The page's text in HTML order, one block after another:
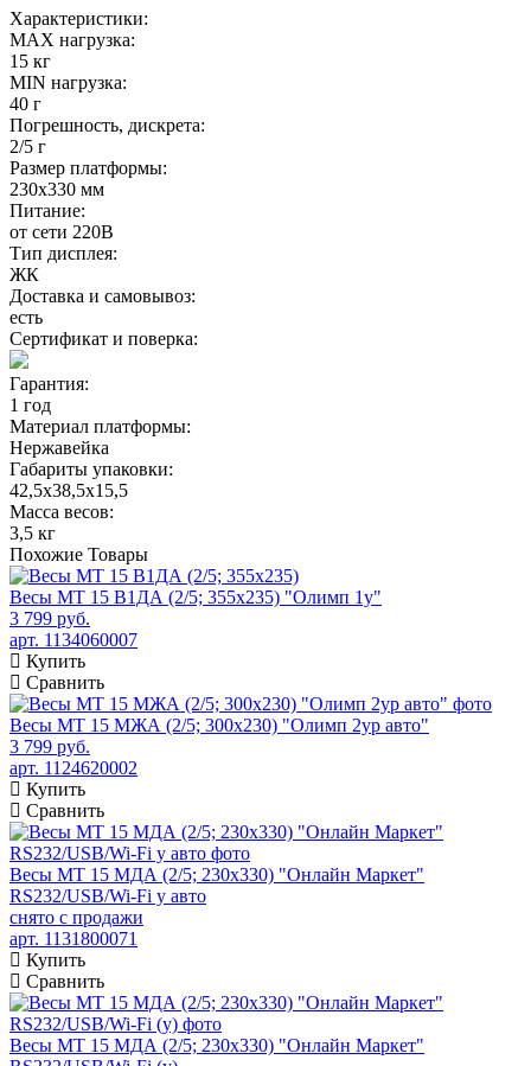
Характеристики:
MAX нагрузка:
15 кг
MIN нагрузка:
40 г
Погрешность, дискрета:
2/5 г
Размер платформы:
230х330 мм
Питание:
от сети 220В
Тип дисплея:
ЖК
Доставка и самовывоз:
есть
Сертификат и поверка:
Гарантия:
1 год
Материал платформы:
Нержавейка
Габариты упаковки:
42,5х38,5х15,5
Масса весов:
3,5 кг
Похожие Товары
Весы МТ 15 В1ДА (2/5; 355х235) "Олимп 1у"
3 799 руб.
арт. 1134060007
Купить
Сравнить
Весы МТ 15 МЖА (2/5; 300х230) "Олимп 2ур авто"
3 799 руб.
арт. 1124620002
Купить
Сравнить
Весы МТ 15 МДА (2/5; 230х330) "Онлайн Маркет"
RS232/USB/Wi-Fi у авто
снято с продажи
арт. 1131800071
Купить
Сравнить
Весы МТ 15 МДА (2/5; 230х330) "Онлайн Маркет"